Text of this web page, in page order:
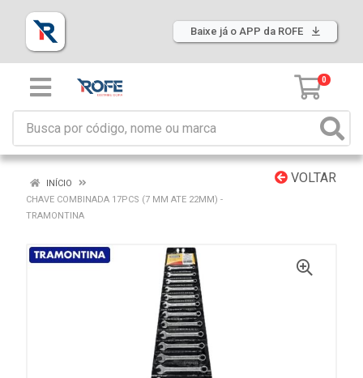
Baixe já o APP da ROFE
0
VOLTAR
INÍCIO
CHAVE COMBINADA 17PCS (7 MM ATE 22MM) -
TRAMONTINA